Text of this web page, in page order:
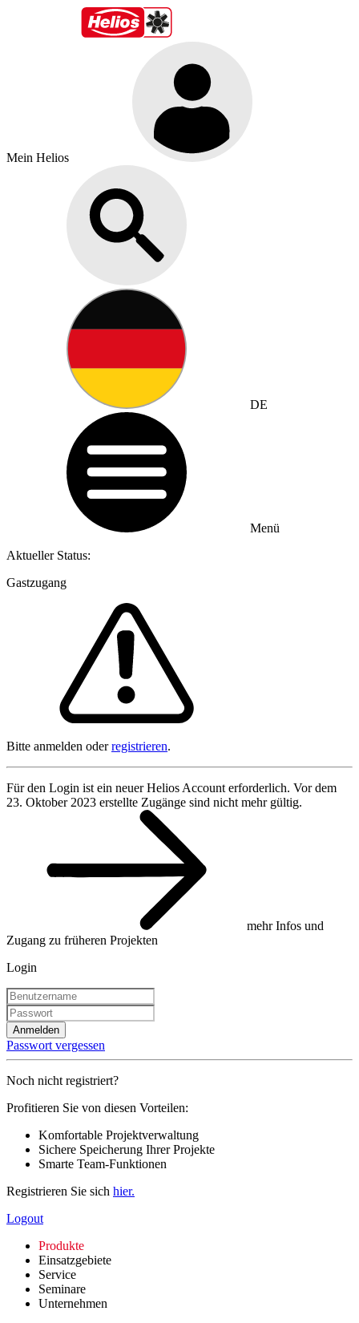
Mein Helios
DE
Menü
Aktueller Status:
Gastzugang
Bitte anmelden oderregistrieren.
Für den Login ist ein neuer Helios Account erforderlich. Vor dem
23. Oktober 2023 erstellte Zugänge sind nicht mehr gültig.
mehr Infos und
Zugang zu früheren Projekten
Login
Anmelden
Passwort vergessen
Noch nicht registriert?
Profitieren Sie von diesen Vorteilen:
Komfortable Projektverwaltung
Sichere Speicherung Ihrer Projekte
Smarte Team-Funktionen
Registrieren Sie sich hier.
Logout
Produkte
Einsatzgebiete
Service
Seminare
Unternehmen